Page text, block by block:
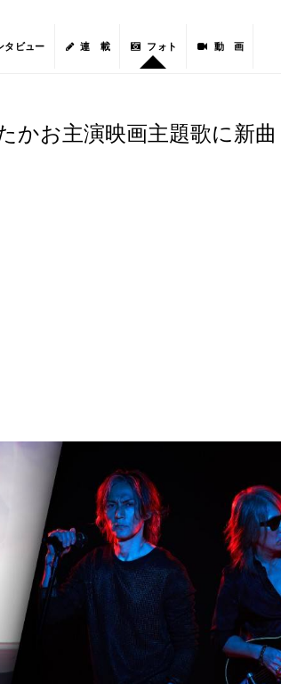
タビュー 連 載 フォト 動 画
お主演映画主題歌に新曲